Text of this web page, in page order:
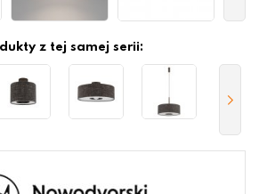
z tej samej serii: